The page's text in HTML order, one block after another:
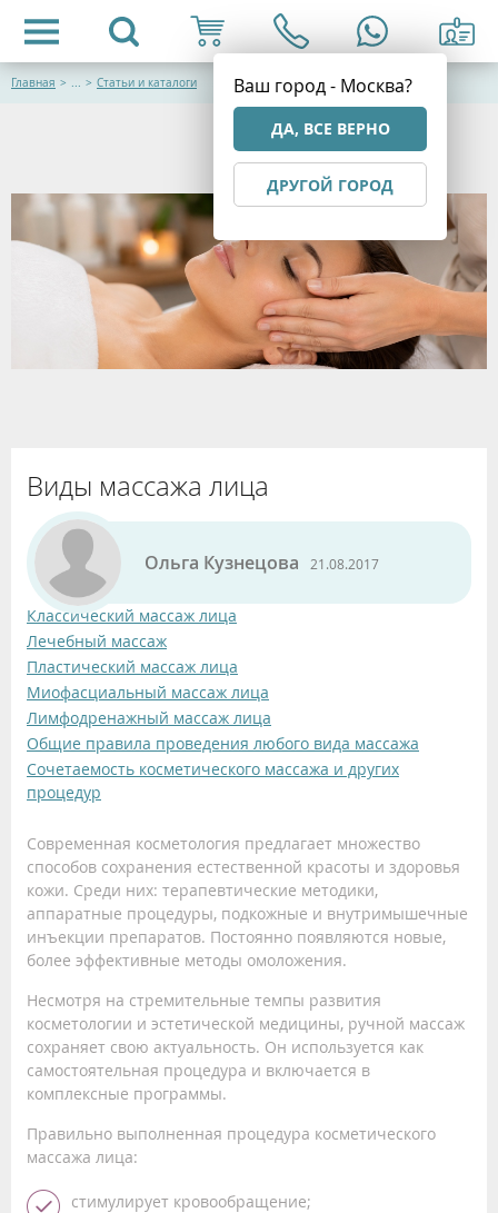
Ваш город - Москва?
ДА, ВСЕ ВЕРНО
ДРУГОЙ ГОРОД
Главная > ... > Статьи и каталоги
Виды массажа лица
Ольга Кузнецова 21.08.2017
Классический массаж лица
Лечебный массаж
Пластический массаж лица
Миофасциальный массаж лица
Лимфодренажный массаж лица
Общие правила проведения любого вида массажа
Сочетаемость косметического массажа и других
процедур
Современная косметология предлагает множество
способов сохранения естественной красоты и здоровья
кожи. Среди них: терапевтические методики,
аппаратные процедуры, подкожные и внутримышечные
инъекции препаратов. Постоянно появляются новые,
более эффективные методы омоложения.
Несмотря на стремительные темпы развития
косметологии и эстетической медицины, ручной массаж
сохраняет свою актуальность. Он используется как
самостоятельная процедура и включается в
комплексные программы.
Правильно выполненная процедура косметического
массажа лица:
стимулирует кровообращение;